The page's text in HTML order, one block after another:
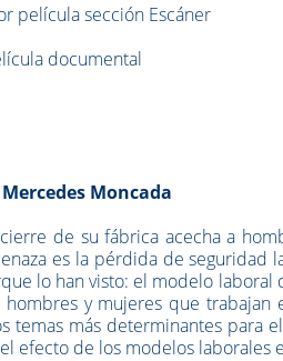
película sección Escáner
documental
Moncada
de su fábrica acecha a
es la pérdida de seguridad
lo han visto: el modelo
y mujeres que trabajan
temas más determinantes para
efecto de los modelos laborales